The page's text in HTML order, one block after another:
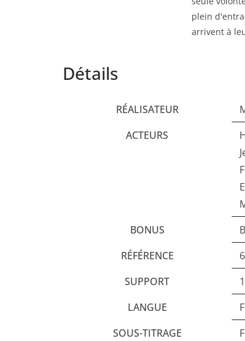
plein
arrivent à
Détails
RÉALISATEUR
ACTEURS
BONUS
RÉFÉRENCE
SUPPORT
LANGUE
SOUS-TITRAGE